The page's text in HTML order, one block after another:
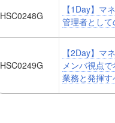
HSC0248G
【1Day】マ
管理者とし
HSC0249G
【2Day】マ
メンバ視点
業務と発揮